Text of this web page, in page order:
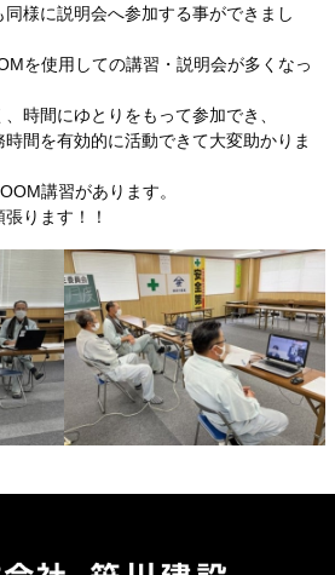
様に説明会へ参加する事ができまし
を使用しての講習・説明会が多くなっ
時間にゆとりをもって参加でき、
間を有効的に活動できて大変助かりま
講習があります。
ります！！